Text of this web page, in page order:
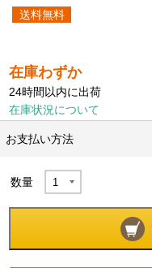
送料無料
在庫わずか
24時間以内に出荷
在庫状況について
お支払い方法
数量